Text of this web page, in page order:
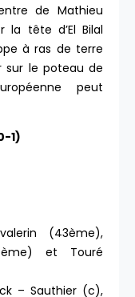
de Mathieu
tête d’El Bilal
à ras de terre
sur le poteau de
peut
1)
(43ème),
et Touré
– Sauthier (c),